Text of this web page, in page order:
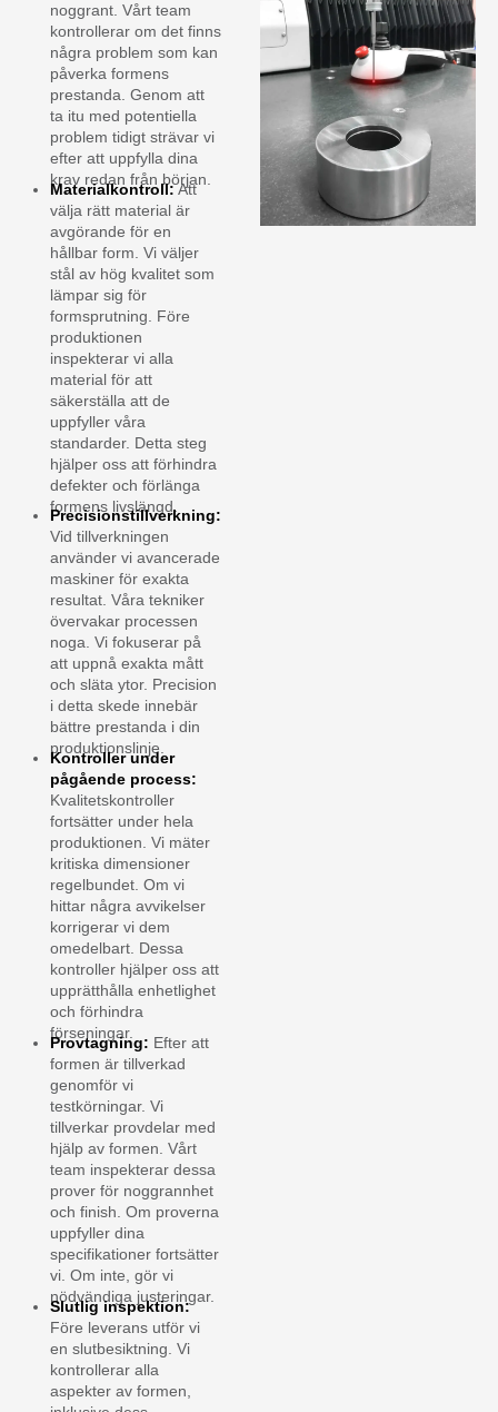
noggrant. Vårt team
kontrollerar om det finns
några problem som kan
påverka formens
prestanda. Genom att
ta itu med potentiella
problem tidigt strävar vi
efter att uppfylla dina
krav redan från början.
Materialkontroll:Att
välja rätt material är
avgörande för en
hållbar form. Vi väljer
stål av hög kvalitet som
lämpar sig för
formsprutning. Före
produktionen
inspekterar vi alla
material för att
säkerställa att de
uppfyller våra
standarder. Detta steg
hjälper oss att förhindra
defekter och förlänga
formens livslängd.
Precisionstillverkning:
Vid tillverkningen
använder vi avancerade
maskiner för exakta
resultat. Våra tekniker
övervakar processen
noga. Vi fokuserar på
att uppnå exakta mått
och släta ytor. Precision
i detta skede innebär
bättre prestanda i din
produktionslinje.
Kontroller under
pågående process:
Kvalitetskontroller
fortsätter under hela
produktionen. Vi mäter
kritiska dimensioner
regelbundet. Om vi
hittar några avvikelser
korrigerar vi dem
omedelbart. Dessa
kontroller hjälper oss att
upprätthålla enhetlighet
och förhindra
förseningar.
Provtagning: Efter att
formen är tillverkad
genomför vi
testkörningar. Vi
tillverkar provdelar med
hjälp av formen. Vårt
team inspekterar dessa
prover för noggrannhet
och finish. Om proverna
uppfyller dina
specifikationer fortsätter
vi. Om inte, gör vi
nödvändiga justeringar.
Slutlig inspektion:
Före leverans utför vi
en slutbesiktning. Vi
kontrollerar alla
aspekter av formen,